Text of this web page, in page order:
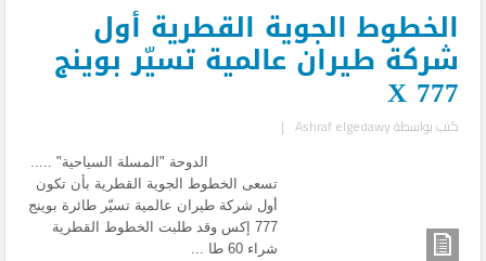
الخطوط الجوية القطرية أول
شركة طيران عالمية تسيّر بوينج
X 777
كتب بواسطةAshraf elgedawy
|
الدوحة "المسلة السياحية" .....
تسعى الخطوط الجوية القطرية بأن تكون
أول شركة طيران عالمية تسيّر طائرة بوينج
777 إكس وقد طلبت الخطوط القطرية
شراء 60 طا ...